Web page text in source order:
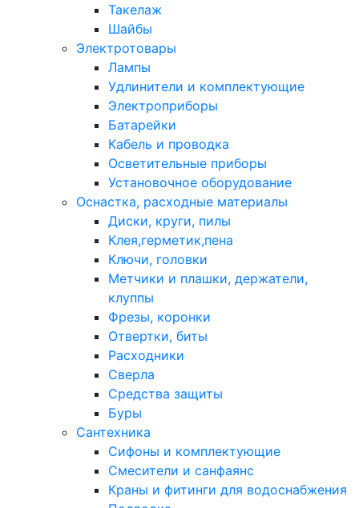
Такелаж
Шайбы
Электротовары
Лампы
Удлинители и комплектующие
Электроприборы
Батарейки
Кабель и проводка
Осветительные приборы
Установочное оборудование
Оснастка, расходные материалы
Диски, круги, пилы
Клея,герметик,пена
Ключи, головки
Метчики и плашки, держатели,
клуппы
Фрезы, коронки
Отвертки, биты
Расходники
Сверла
Средства защиты
Буры
Сантехника
Сифоны и комплектующие
Смесители и санфаянс
Краны и фитинги для водоснабжения